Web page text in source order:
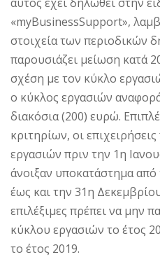
«myBusinessSupport»,
στοιχεία των περιοδικών
παρουσιάζει μείωση κατά
σχέση με τον κύκλο
ο κύκλος εργασιών
διακόσια (200) ευρώ.
κριτηρίων, οι
εργασιών πριν την 1η
άνοιξαν υποκατάστημα
έως και την 31η
επιλέξιμες πρέπει να μην
κύκλου εργασιών το έτος
το έτος 2019.